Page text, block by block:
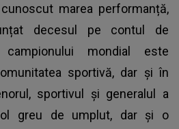
marea performanță,
decesul pe contul de
campionului mondial este
sportivă, dar și în
sportivul și generalul a
greu de umplut, dar și o